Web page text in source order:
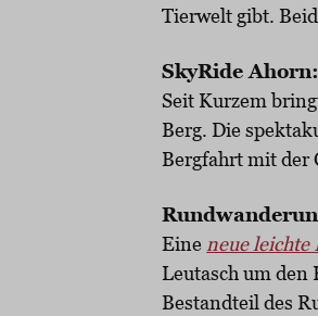
Tierwelt gibt.
SkyRide
Seit Kurzem
Berg. Die
Bergfahrt mit der
Eineneue leichte
Leutasch um den
Bestandteil des